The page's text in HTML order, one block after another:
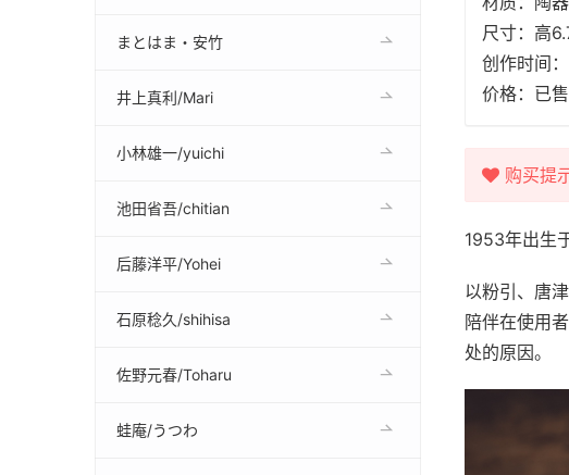
尺寸：高
创作时间
价格：已售
购买提
1953年出生
以粉引、唐
陪伴在使用
处的原因。
まとはま・安竹
井上真利/Mari
小林雄一/yuichi
池田省吾/chitian
后藤洋平/Yohei
石原稔久/shihisa
佐野元春/Toharu
蛙庵/うつわ